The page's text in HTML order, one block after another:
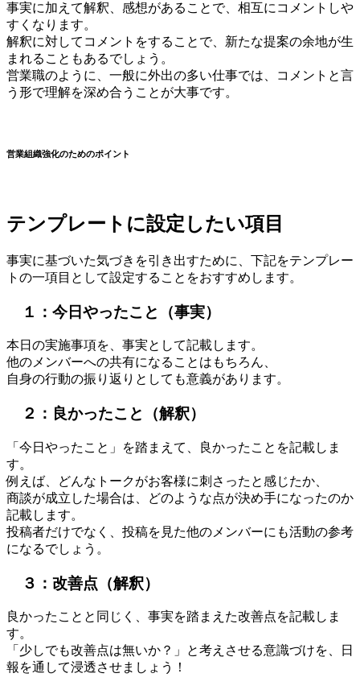
事実に加えて解釈、感想があることで、相互にコメントしや
すくなります。
解釈に対してコメントをすることで、新たな提案の余地が生
まれることもあるでしょう。
営業職のように、一般に外出の多い仕事では、コメントと言
う形で理解を深め合うことが大事です。
営業組織強化のためのポイント
テンプレートに設定したい項目
事実に基づいた気づきを引き出すために、下記をテンプレー
トの一項目として設定することをおすすめします。
１：今日やったこと（事実）
本日の実施事項を、事実として記載します。
他のメンバーへの共有になることはもちろん、
自身の行動の振り返りとしても意義があります。
２：良かったこと（解釈）
「今日やったこと」を踏まえて、良かったことを記載しま
す。
例えば、どんなトークがお客様に刺さったと感じたか、
商談が成立した場合は、どのような点が決め手になったのか
記載します。
投稿者だけでなく、投稿を見た他のメンバーにも活動の参考
になるでしょう。
３：改善点（解釈）
良かったことと同じく、事実を踏まえた改善点を記載しま
す。
「少しでも改善点は無いか？」と考えさせる意識づけを、日
報を通して浸透させましょう！